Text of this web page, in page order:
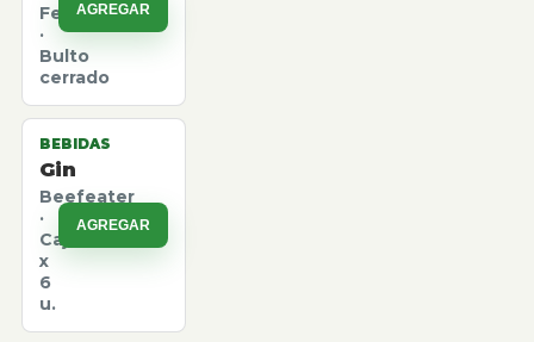
Felpita
·
Bulto
cerrado
AGREGAR
BEBIDAS
Gin
Beefeater
·
Caja
x
6
u.
AGREGAR